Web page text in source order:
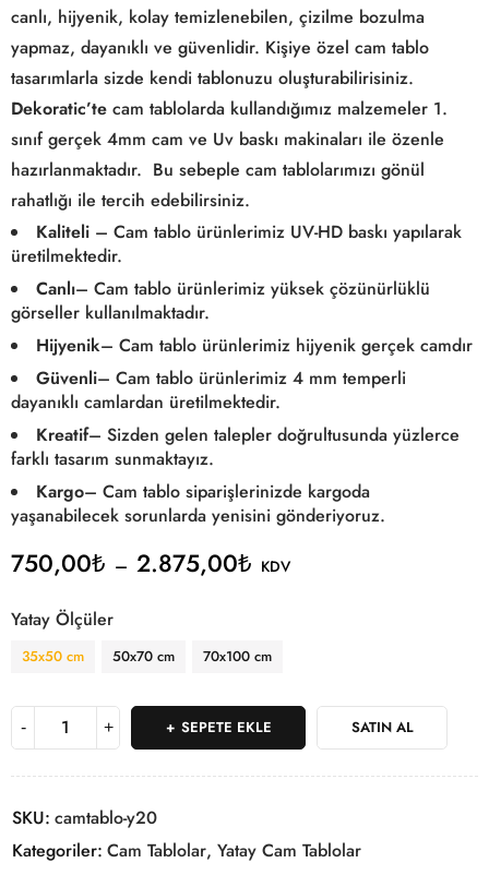
canlı, hijyenik, kolay temizlenebilen, çizilme bozulma
yapmaz, dayanıklı ve güvenlidir. Kişiye özel cam tablo
tasarımlarla sizde kendi tablonuzu oluşturabilirisiniz.
Dekoratic’te cam tablolarda kullandığımız malzemeler 1.
sınıf gerçek 4mm cam ve Uv baskı makinaları ile özenle
hazırlanmaktadır. Bu sebeple cam tablolarımızı gönül
rahatlığı ile tercih edebilirsiniz.
Kaliteli – Cam tablo ürünlerimiz UV-HD baskı yapılarak
üretilmektedir.
Canlı– Cam tablo ürünlerimiz yüksek çözünürlüklü
görseller kullanılmaktadır.
Hijyenik– Cam tablo ürünlerimiz hijyenik gerçek camdır
Güvenli– Cam tablo ürünlerimiz 4 mm temperli
dayanıklı camlardan üretilmektedir.
Kreatif– Sizden gelen talepler doğrultusunda yüzlerce
farklı tasarım sunmaktayız.
Kargo– Cam tablo siparişlerinizde kargoda
yaşanabilecek sorunlarda yenisini gönderiyoruz.
750,00₺ – 2.875,00₺ KDV
Yatay Ölçüler
35x50 cm 50x70 cm 70x100 cm
SEPETE EKLE SATIN AL
SKU: camtablo-y20
Kategoriler: Cam Tablolar, Yatay Cam Tablolar